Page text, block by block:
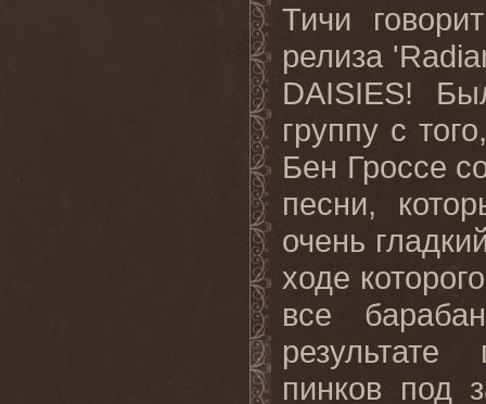
Тичи
релиза '
DAISIES!
группу с
Бен Гроссе
песни,
очень
ходе
все
результате
пинков
под